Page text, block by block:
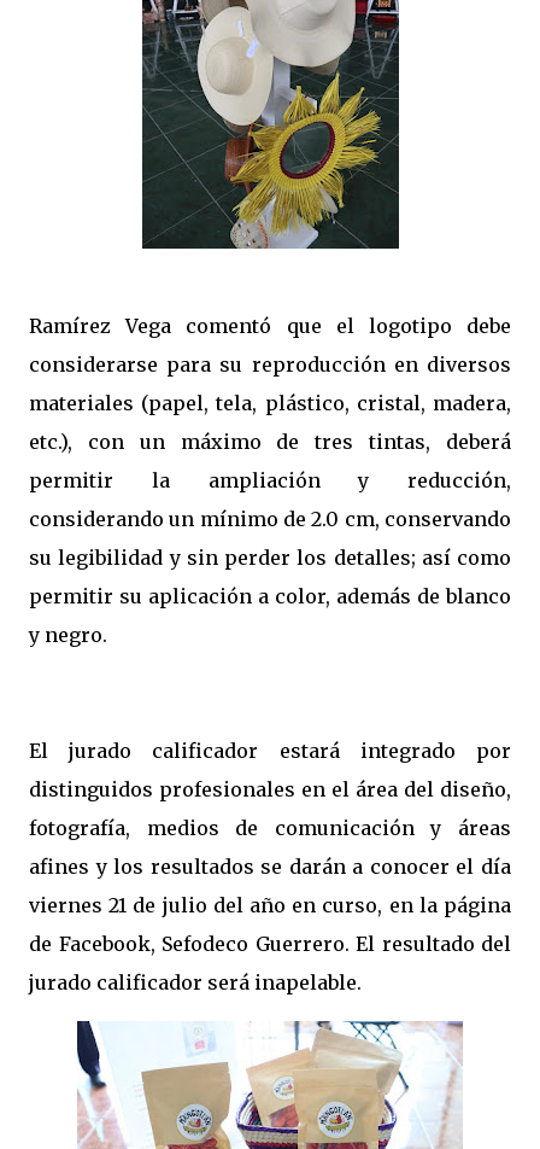
Ramírez Vega comentó que el logotipo debe
considerarse para su reproducción en diversos
materiales (papel, tela, plástico, cristal, madera,
etc.), con un máximo de tres tintas, deberá
permitir la ampliación y reducción,
considerando un mínimo de 2.0 cm, conservando
su legibilidad y sin perder los detalles; así como
permitir su aplicación a color, además de blanco
y negro.
El jurado calificador estará integrado por
distinguidos profesionales en el área del diseño,
fotografía, medios de comunicación y áreas
afines y los resultados se darán a conocer el día
viernes 21 de julio del año en curso, en la página
de Facebook, Sefodeco Guerrero. El resultado del
jurado calificador será inapelable.